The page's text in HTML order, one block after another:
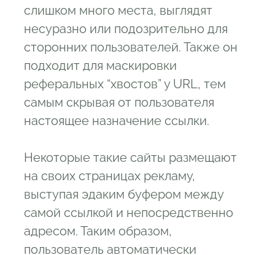
слишком много места, выглядят
несуразно или подозрительно для
сторонних пользователей. Также он
подходит для маскировки
реферальных “хвостов” у URL, тем
самым скрывая от пользователя
настоящее назначение ссылки.
Некоторые такие сайты размещают
на своих страницах рекламу,
выступая эдаким буфером между
самой ссылкой и непосредственно
адресом. Таким образом,
пользователь автоматически